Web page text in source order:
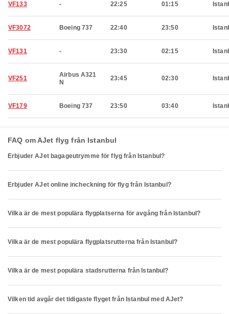
VF133 - 22:25 01:15
VF3072 Boeing 737 22:40 23:50
VF131 - 23:30 02:15
VF251
Airbus A321
N
23:45 02:30
VF179 Boeing 737 23:50 03:40
FAQ om AJet flyg från Istanbul
Erbjuder AJet bagageutrymme för flyg från Istanbul?
Erbjuder AJet online incheckning för flyg från Istanbul?
Vilka är de mest populära flygplatserna för avgång från Istanbul?
Vilka är de mest populära flygplatsrutterna från Istanbul?
Vilka är de mest populära stadsrutterna från Istanbul?
Vilken tid avgår det tidigaste flyget från Istanbul med AJet?